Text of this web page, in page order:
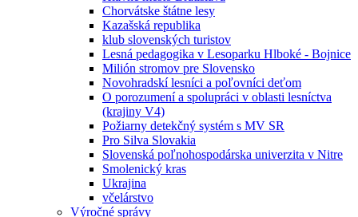
Chorvátske štátne lesy
Kazašská republika
klub slovenských turistov
Lesná pedagogika v Lesoparku Hlboké - Bojnice
Milión stromov pre Slovensko
Novohradskí lesníci a poľovníci deťom
O porozumení a spolupráci v oblasti lesníctva
(krajiny V4)
Požiarny detekčný systém s MV SR
Pro Silva Slovakia
Slovenská poľnohospodárska univerzita v Nitre
Smolenický kras
Ukrajina
včelárstvo
Výročné správy